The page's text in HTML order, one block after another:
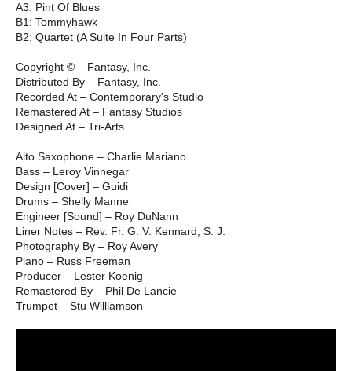
A3: Pint Of Blues
B1: Tommyhawk
B2: Quartet (A Suite In Four Parts)
Copyright © – Fantasy, Inc.
Distributed By – Fantasy, Inc.
Recorded At – Contemporary's Studio
Remastered At – Fantasy Studios
Designed At – Tri-Arts
Alto Saxophone – Charlie Mariano
Bass – Leroy Vinnegar
Design [Cover] – Guidi
Drums – Shelly Manne
Engineer [Sound] – Roy DuNann
Liner Notes – Rev. Fr. G. V. Kennard, S. J.
Photography By – Roy Avery
Piano – Russ Freeman
Producer – Lester Koenig
Remastered By – Phil De Lancie
Trumpet – Stu Williamson